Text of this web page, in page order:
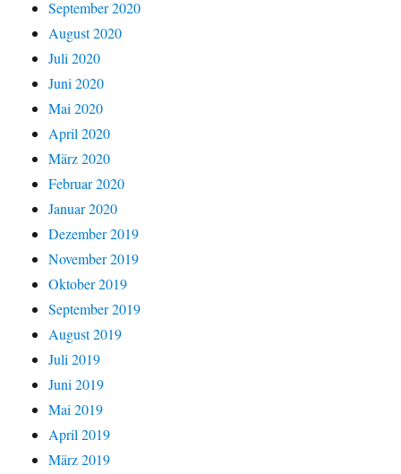
September 2020
August 2020
Juli 2020
Juni 2020
Mai 2020
April 2020
März 2020
Februar 2020
Januar 2020
Dezember 2019
November 2019
Oktober 2019
September 2019
August 2019
Juli 2019
Juni 2019
Mai 2019
April 2019
März 2019